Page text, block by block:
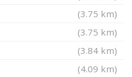
(3.75 km)
(3.75 km)
(3.84 km)
(4.09 km)